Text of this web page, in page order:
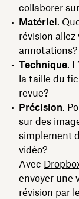
collaborer
Matériel.
révision
annotations?
Technique.
la taille du
revue?
Précision.
sur des
simplement
vidéo?
Avec
envoyer une
révision par